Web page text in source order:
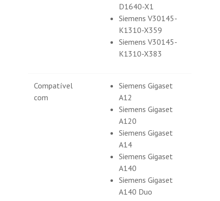
D1640-X1
Siemens V30145-
K1310-X359
Siemens V30145-
K1310-X383
Compatível
com
Siemens Gigaset
A12
Siemens Gigaset
A120
Siemens Gigaset
A14
Siemens Gigaset
A140
Siemens Gigaset
A140 Duo